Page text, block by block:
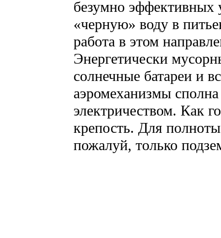
безумно эффективных
«черную» воду в
работа в этом
Энергетически
солнечные батареи и
аэромеханизмы
электричеством. Как
крепость. Для
пожалуй, только